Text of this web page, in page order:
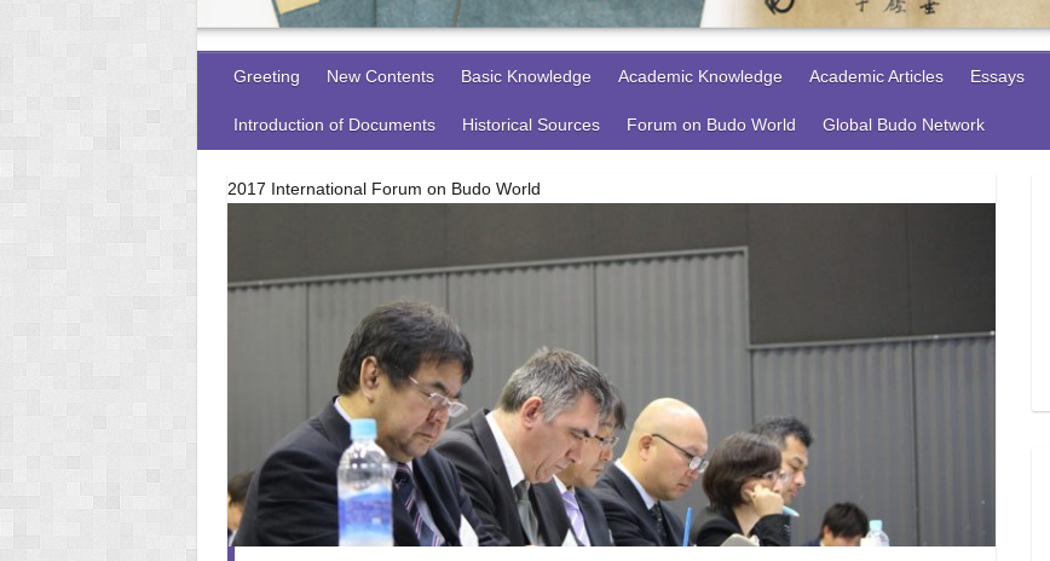
Greeting New Contents Basic Knowledge Academic Knowledge Academic Articles Essays
Introduction of Documents Historical Sources Forum on Budo World Global Budo Network
2017 International Forum on Budo World